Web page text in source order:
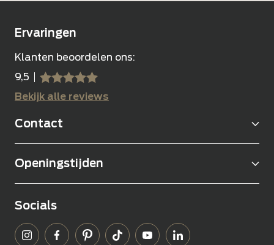
Ervaringen
Klanten beoordelen ons:
9,5
sssss
SSSSS
Bekijk alle reviews
Contact
Openingstijden
Socials